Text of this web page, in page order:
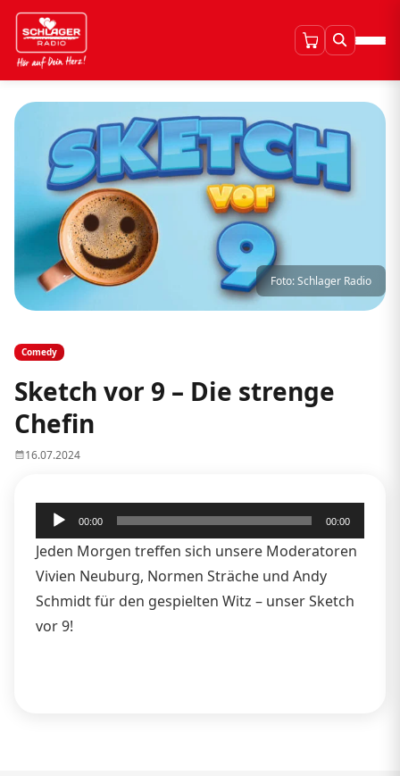
Foto: Schlager Radio
Comedy
Sketch vor 9 – Die strenge
Chefin
16.07.2024
Audio-
Player
00:00 00:00
Jeden Morgen treffen sich unsere Moderatoren
Vivien Neuburg, Normen Sträche und Andy
Schmidt für den gespielten Witz – unser Sketch
vor 9!